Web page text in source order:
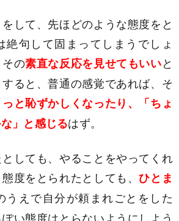
して、先ほどのような態度をと
絶句して固まってしまうでしょ
の素直な反応を見せてもいいと
ると、普通の感覚であれば、そ
と恥ずかしくなったり、「ちょ
」と感じるはず。
しても、やることをやってくれ
度をとられたとしても、ひとま
うえで自分が頼まれごとをした
い態度はとらないようにしよう